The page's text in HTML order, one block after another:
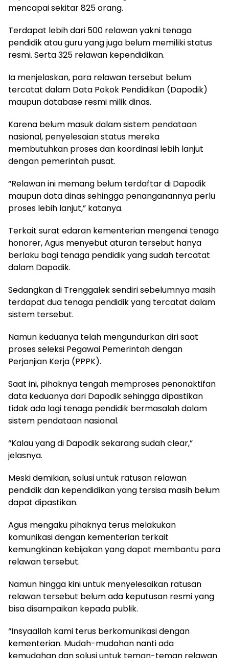
mencapai sekitar 825 orang.
Terdapat lebih dari 500 relawan yakni tenaga
pendidik atau guru yang juga belum memiliki status
resmi. Serta 325 relawan kependidikan.
Ia menjelaskan, para relawan tersebut belum
tercatat dalam Data Pokok Pendidikan (Dapodik)
maupun database resmi milik dinas.
Karena belum masuk dalam sistem pendataan
nasional, penyelesaian status mereka
membutuhkan proses dan koordinasi lebih lanjut
dengan pemerintah pusat.
“Relawan ini memang belum terdaftar di Dapodik
maupun data dinas sehingga penanganannya perlu
proses lebih lanjut,” katanya.
Terkait surat edaran kementerian mengenai tenaga
honorer, Agus menyebut aturan tersebut hanya
berlaku bagi tenaga pendidik yang sudah tercatat
dalam Dapodik.
Sedangkan di Trenggalek sendiri sebelumnya masih
terdapat dua tenaga pendidik yang tercatat dalam
sistem tersebut.
Namun keduanya telah mengundurkan diri saat
proses seleksi Pegawai Pemerintah dengan
Perjanjian Kerja (PPPK).
Saat ini, pihaknya tengah memproses penonaktifan
data keduanya dari Dapodik sehingga dipastikan
tidak ada lagi tenaga pendidik bermasalah dalam
sistem pendataan nasional.
“Kalau yang di Dapodik sekarang sudah clear,”
jelasnya.
Meski demikian, solusi untuk ratusan relawan
pendidik dan kependidikan yang tersisa masih belum
dapat dipastikan.
Agus mengaku pihaknya terus melakukan
komunikasi dengan kementerian terkait
kemungkinan kebijakan yang dapat membantu para
relawan tersebut.
Namun hingga kini untuk menyelesaikan ratusan
relawan tersebut belum ada keputusan resmi yang
bisa disampaikan kepada publik.
“Insyaallah kami terus berkomunikasi dengan
kementerian. Mudah-mudahan nanti ada